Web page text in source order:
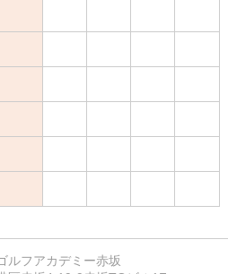
ルフアカデミー赤坂